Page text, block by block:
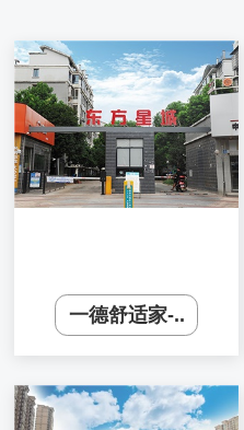
一德舒适家-..